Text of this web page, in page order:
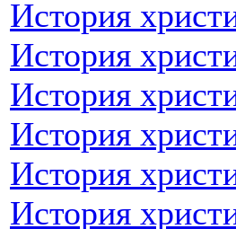
История
История
История
История
История
История